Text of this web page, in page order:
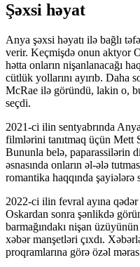
Şəxsi həyat
Anya şəxsi həyatı ilə bağlı
verir. Keçmişdə onun aktyor
hətta onların nişanlanacağı
cütlük yollarını ayırıb. Daha
McRae ilə göründü, lakin o,
seçdi.
2021-ci ilin sentyabrında
filmlərini tanıtmaq üçün Mett
Bununla belə, paparassilərin
əsnasında onların əl-ələ
romantika haqqında şayiələrə
2022-ci ilin fevral ayına
Oskardan sonra şənlikdə
barmağındakı nişan
xəbər manşetləri çıxdı.
proqramlarına görə özəl